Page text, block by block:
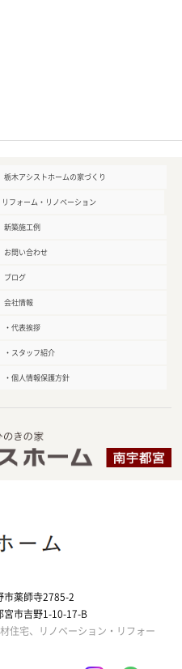
栃木アシストホームの家づくり
リフォーム・リノベーション
新築施工例
お問い合わせ
ブログ
会社情報
・代表挨拶
・スタッフ紹介
・個人情報保護方針
薬師寺2785-2
市吉野1-10-17-B
住宅、リノベーション・リフォー